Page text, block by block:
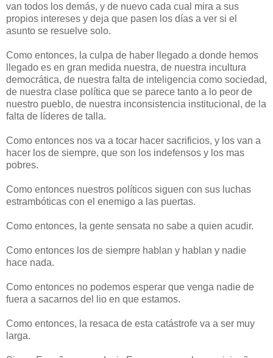
van todos los demás, y de nuevo cada cual mira a sus
propios intereses y deja que pasen los días a ver si el
asunto se resuelve solo.
Como entonces, la culpa de haber llegado a donde hemos
llegado es en gran medida nuestra, de nuestra incultura
democrática, de nuestra falta de inteligencia como sociedad,
de nuestra clase política que se parece tanto a lo peor de
nuestro pueblo, de nuestra inconsistencia institucional, de la
falta de líderes de talla.
Como entonces nos va a tocar hacer sacrificios, y los van a
hacer los de siempre, que son los indefensos y los mas
pobres.
Como entonces nuestros políticos siguen con sus luchas
estrambóticas con el enemigo a las puertas.
Como entonces, la gente sensata no sabe a quien acudir.
Como entonces los de siempre hablan y hablan y nadie
hace nada.
Como entonces no podemos esperar que venga nadie de
fuera a sacarnos del lio en que estamos.
Como entonces, la resaca de esta catástrofe va a ser muy
larga.